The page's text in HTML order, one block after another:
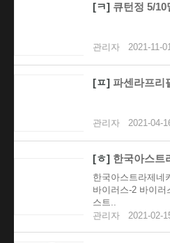
[ㅋ] 큐턴정 5/10밀
관리자 2021-11-
[ㅍ] 파센라프리필드
관리자 2021-04-
[ㅎ] 한국아스트라제네
한국아스트라제네
바이러스-2 바이
스트..
관리자
2021-02-